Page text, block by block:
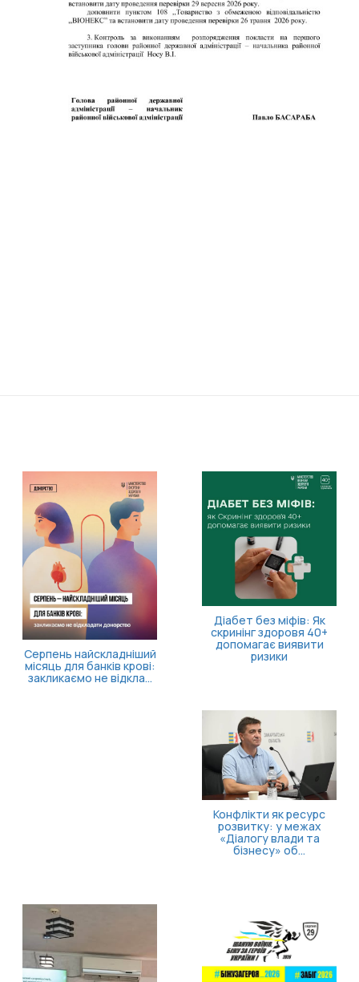
банків крові:
не відкла...
Діабет без міфів: Як
скринінг здоровя 40+
допомагає виявити
Конфлікти як ресурс
розвитку: у межах
«Діалогу влади та
11